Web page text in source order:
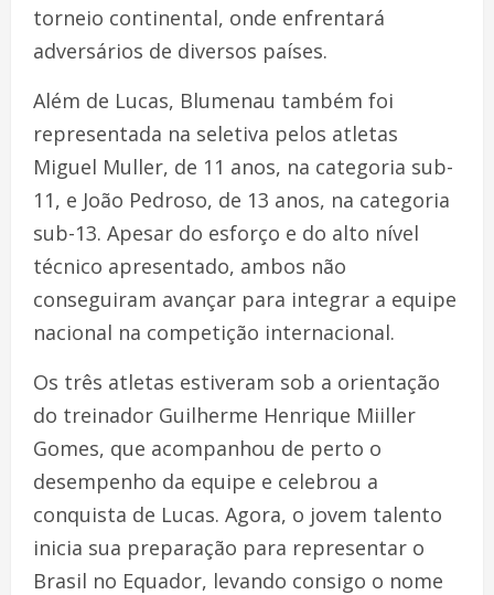
torneio continental, onde enfrentará
adversários de diversos países.
Além de Lucas, Blumenau também foi
representada na seletiva pelos atletas
Miguel Muller, de 11 anos, na categoria sub-
11, e João Pedroso, de 13 anos, na categoria
sub-13. Apesar do esforço e do alto nível
técnico apresentado, ambos não
conseguiram avançar para integrar a equipe
nacional na competição internacional.
Os três atletas estiveram sob a orientação
do treinador Guilherme Henrique Miiller
Gomes, que acompanhou de perto o
desempenho da equipe e celebrou a
conquista de Lucas. Agora, o jovem talento
inicia sua preparação para representar o
Brasil no Equador, levando consigo o nome